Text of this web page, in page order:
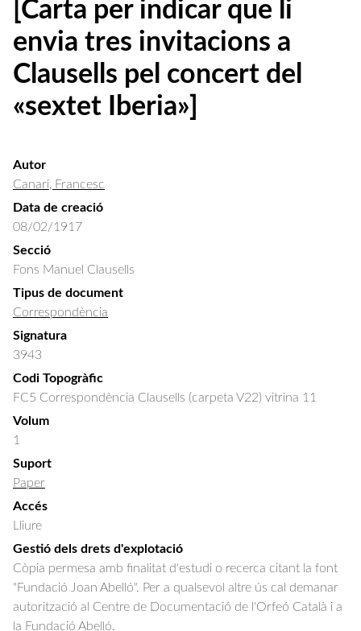
[Carta per indicar que li
envia tres invitacions a
Clausells pel concert del
«sextet Iberia»]
Autor
Canari, Francesc
Data de creació
08/02/1917
Secció
Fons Manuel Clausells
Tipus de document
Correspondència
Signatura
3943
Codi Topogràfic
FC5 Correspondència Clausells (carpeta V22) vitrina 11
Volum
1
Suport
Paper
Accés
Lliure
Gestió dels drets d'explotació
Còpia permesa amb finalitat d'estudi o recerca citant la font
"Fundació Joan Abelló". Per a qualsevol altre ús cal demanar
autorització al Centre de Documentació de l'Orfeó Català i a
la Fundació Abelló.